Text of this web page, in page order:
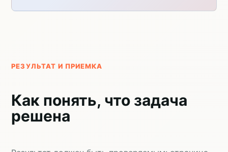
РЕЗУЛЬТАТ И ПРИЕМКА
Как понять, что задача
решена